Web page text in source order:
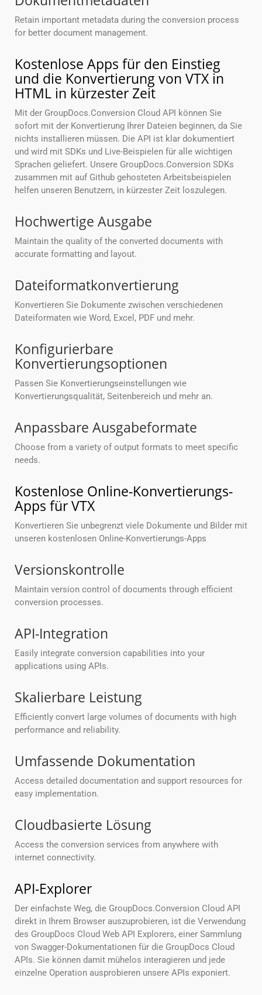
Retain important metadata during the conversion process
for better document management.
Kostenlose Apps für den Einstieg
und die Konvertierung von VTX in
HTML in kürzester Zeit
Mit der GroupDocs.Conversion Cloud API können Sie
sofort mit der Konvertierung Ihrer Dateien beginnen, da Sie
nichts installieren müssen. Die API ist klar dokumentiert
und wird mit SDKs und Live-Beispielen für alle wichtigen
Sprachen geliefert. Unsere GroupDocs.Conversion SDKs
zusammen mit auf Github gehosteten Arbeitsbeispielen
helfen unseren Benutzern, in kürzester Zeit loszulegen.
Hochwertige Ausgabe
Maintain the quality of the converted documents with
accurate formatting and layout.
Dateiformatkonvertierung
Konvertieren Sie Dokumente zwischen verschiedenen
Dateiformaten wie Word, Excel, PDF und mehr.
Konfigurierbare
Konvertierungsoptionen
Passen Sie Konvertierungseinstellungen wie
Konvertierungsqualität, Seitenbereich und mehr an.
Anpassbare Ausgabeformate
Choose from a variety of output formats to meet specific
needs.
Kostenlose Online-Konvertierungs-
Apps für VTX
Konvertieren Sie unbegrenzt viele Dokumente und Bilder mit
unseren kostenlosen Online-Konvertierungs-Apps
Versionskontrolle
Maintain version control of documents through efficient
conversion processes.
API-Integration
Easily integrate conversion capabilities into your
applications using APIs.
Skalierbare Leistung
Efficiently convert large volumes of documents with high
performance and reliability.
Umfassende Dokumentation
Access detailed documentation and support resources for
easy implementation.
Cloudbasierte Lösung
Access the conversion services from anywhere with
internet connectivity.
API-Explorer
Der einfachste Weg, die GroupDocs.Conversion Cloud API
direkt in Ihrem Browser auszuprobieren, ist die Verwendung
des GroupDocs Cloud Web API Explorers, einer Sammlung
von Swagger-Dokumentationen für die GroupDocs Cloud
APIs. Sie können damit mühelos interagieren und jede
einzelne Operation ausprobieren unsere APIs exponiert.